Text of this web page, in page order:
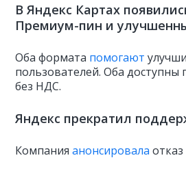
В Яндекс Картах
Премиум-пин и
Оба формата помогают
пользователей. Оба доступны
без НДС.
Яндекс прекратил
Компания анонсировала